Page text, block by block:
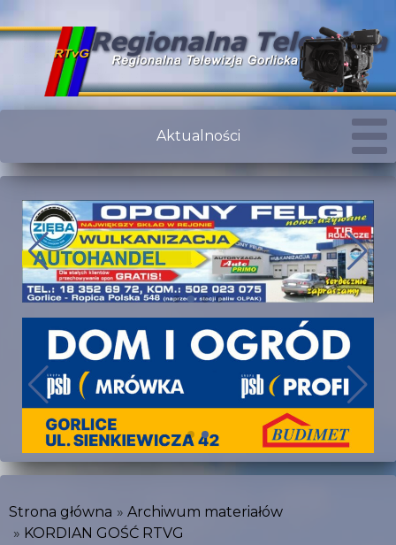
Aktualności
Strona główna
Archiwum materiałów
KORDIAN GOŚĆ RTVG